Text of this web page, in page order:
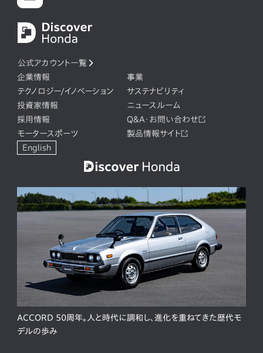
公式アカウント一覧
企業情報
事業
テクノロジー/イノベーション
サステナビリティ
投資家情報
ニュースルーム
採用情報
Q&A・お問い合わせ
モータースポーツ
製品情報サイト
English
ACCORD 50周年。人と時代に調和し、進化を重ねてきた歴代モ
デルの歩み